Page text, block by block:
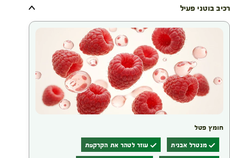
רכיב בוטני פעיל
חומץ פטל
מנטרל אבנית עוזר לטהר את הקרקפת